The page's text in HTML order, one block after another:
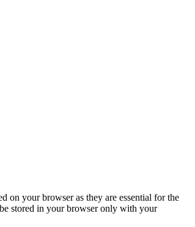
on your browser as they are essential for the
stored in your browser only with your